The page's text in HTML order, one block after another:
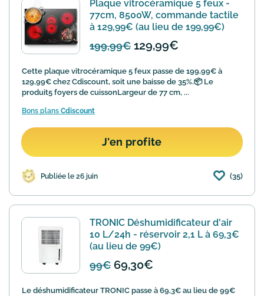
Plaque vitrocéramique 5 feux -
77cm, 8500W, commande tactile
à 129,99€ (au lieu de 199,99€)
199,99€ 129,99€
Cette plaque vitrocéramique 5 feux passe de 199,99€ à
129,99€ chez Cdiscount, soit une baisse de 35%.📦 Le
produit5 foyers de cuissonLargeur de 77 cm, ...
Bons plans Cdiscount
J'en profite
Publiée le 26 juin (35)
TRONIC Déshumidificateur d'air
10 L/24h - réservoir 2,1 L à 69,3€
(au lieu de 99€)
99€ 69,30€
Le déshumidificateur TRONIC passe à 69,3€ au lieu de 99€